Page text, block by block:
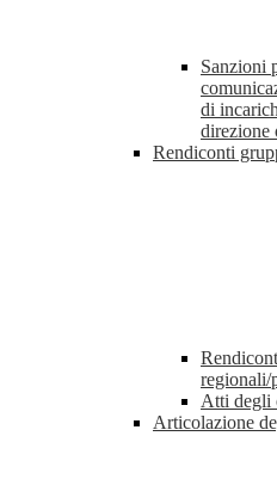
Sanzioni
di
direzione
Rendiconti
regionali/
Atti degli
Articolazione